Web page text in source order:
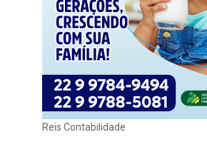
Reis Contabilidade